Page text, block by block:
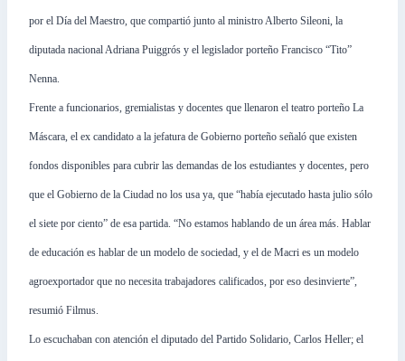
por el Día del Maestro, que compartió junto al ministro Alberto Sileoni, la
diputada nacional Adriana Puiggrós y el legislador porteño Francisco “Tito”
Nenna.
Frente a funcionarios, gremialistas y docentes que llenaron el teatro porteño La
Máscara, el ex candidato a la jefatura de Gobierno porteño señaló que existen
fondos disponibles para cubrir las demandas de los estudiantes y docentes, pero
que el Gobierno de la Ciudad no los usa ya, que “había ejecutado hasta julio sólo
el siete por ciento” de esa partida. “No estamos hablando de un área más. Hablar
de educación es hablar de un modelo de sociedad, y el de Macri es un modelo
agroexportador que no necesita trabajadores calificados, por eso desinvierte”,
resumió Filmus.
Lo escuchaban con atención el diputado del Partido Solidario, Carlos Heller; el